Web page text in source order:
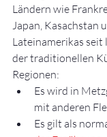
Ländern wie
Japan, Kasachstan
Lateinamerikas
der traditionellen
Regionen:
Es wird in
mit anderen
Es gilt als